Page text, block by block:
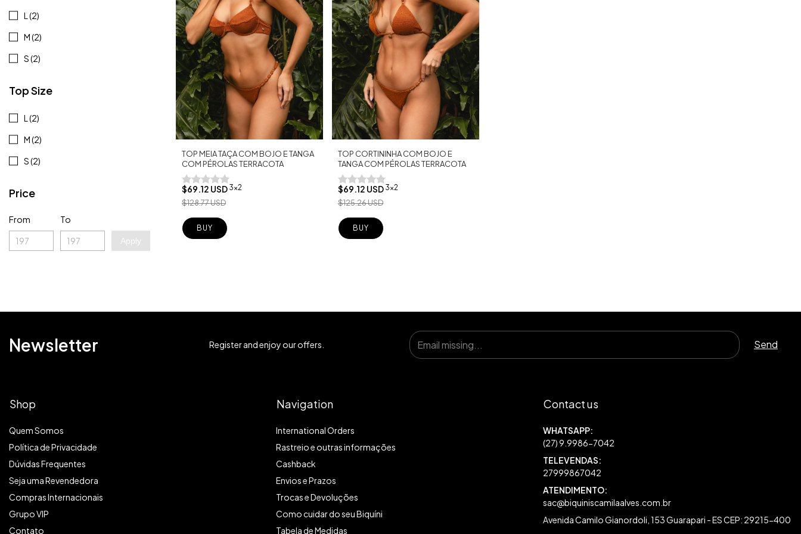
L (2)
M (2)
S (2)
Top Size
L (2)
M (2)
S (2)
Price
From To
Apply
TOP MEIA TAÇA COM BOJO E TANGA
COM PÉROLAS TERRACOTA
$69.12 USD 3x2
$128.77 USD
BUY
TOP CORTININHA COM BOJO E
TANGA COM PÉROLAS TERRACOTA
$69.12 USD 3x2
$125.26 USD
BUY
Newsletter Register and enjoy our offers.
Shop
Quem Somos
Política de Privacidade
Dúvidas Frequentes
Seja uma Revendedora
Compras Internacionais
Grupo VIP
Contato
Navigation
International Orders
Rastreio e outras informações
Cashback
Envios e Prazos
Trocas e Devoluções
Como cuidar do seu Biquíni
Tabela de Medidas
Contact us
27999867042
sac@biquiniscamilaalves.com.br
Avenida Camilo Gianordoli, 153 Guarapari - ES CEP: 29215-400